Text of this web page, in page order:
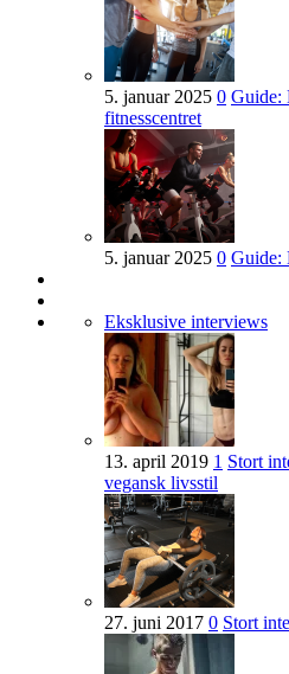
5. januar 2025 0 Guide:
fitnesscentret
5. januar 2025 0 Guide:
Eksklusive interviews
13. april 2019 1 Stort
vegansk livsstil
27. juni 2017 0 Stort